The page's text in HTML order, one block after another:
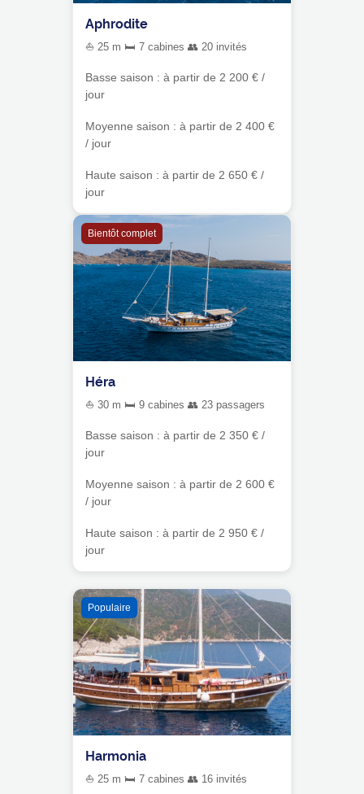
Aphrodite
⛵ 25 m 🛏 7 cabines 👥 20 invités
Basse saison : à partir de 2 200 € /
jour
Moyenne saison : à partir de 2 400 €
/ jour
Haute saison : à partir de 2 650 € /
jour
Bientôt complet
Héra
⛵ 30 m 🛏 9 cabines 👥 23 passagers
Basse saison : à partir de 2 350 € /
jour
Moyenne saison : à partir de 2 600 €
/ jour
Haute saison : à partir de 2 950 € /
jour
Populaire
Harmonia
⛵ 25 m 🛏 7 cabines 👥 16 invités